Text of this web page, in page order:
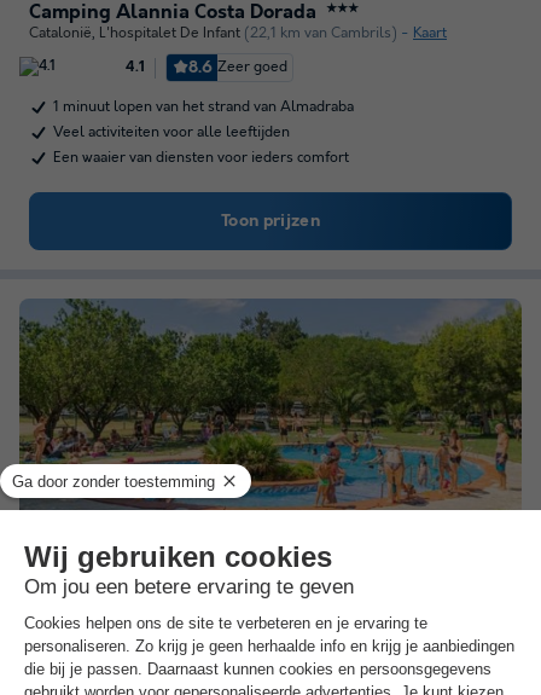
Camping Alannia Costa Dorada ★★★
Catalonië, L'hospitalet De Infant (22,1 km van Cambrils) Kaart
4.1 8.6 Zeer goed
1 minuut lopen van het strand van Almadraba
Veel activiteiten voor alle leeftijden
Een waaier van diensten voor ieders comfort
Toon prijzen
Camping Ecocamp Vinyols
3.8 8.5 Zeer goed
7,5 km van de stranden